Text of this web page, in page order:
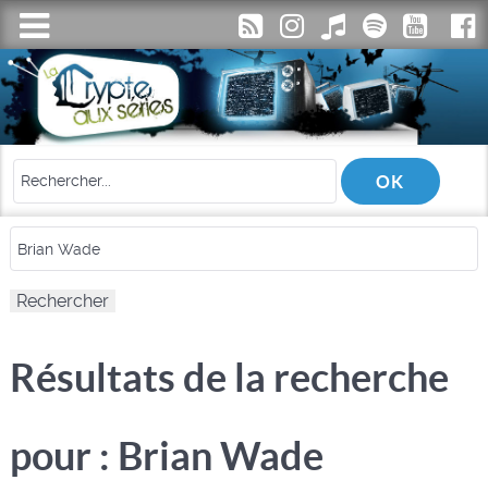
Résultats de la recherche
pour : Brian Wade